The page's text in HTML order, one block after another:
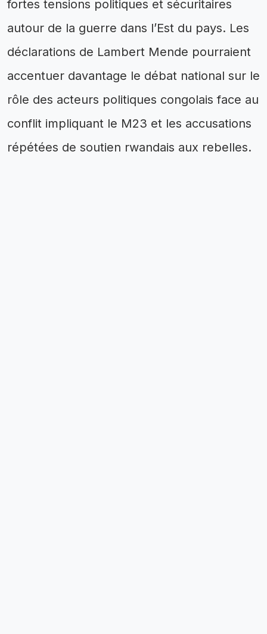
fortes tensions politiques et sécuritaires
autour de la guerre dans l’Est du pays. Les
déclarations de Lambert Mende pourraient
accentuer davantage le débat national sur le
rôle des acteurs politiques congolais face au
conflit impliquant le M23 et les accusations
répétées de soutien rwandais aux rebelles.